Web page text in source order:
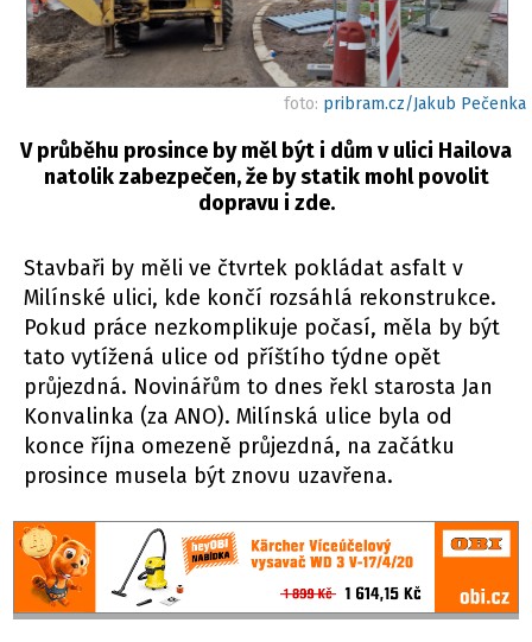
foto: pribram.cz/Jakub Pečenka
V průběhu prosince by měl být i dům v ulici Hailova
natolik zabezpečen, že by statik mohl povolit
dopravu i zde.
Stavbaři by měli ve čtvrtek pokládat asfalt v
Milínské ulici, kde končí rozsáhlá rekonstrukce.
Pokud práce nezkomplikuje počasí, měla by být
tato vytížená ulice od příštího týdne opět
průjezdná. Novinářům to dnes řekl starosta Jan
Konvalinka (za ANO). Milínská ulice byla od
konce října omezeně průjezdná, na začátku
prosince musela být znovu uzavřena.